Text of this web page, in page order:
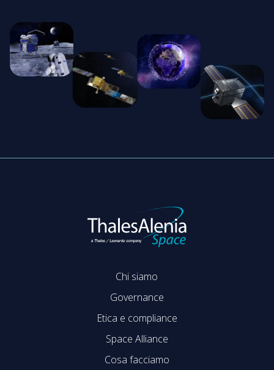
Chi siamo
Governance
Etica e compliance
Space Alliance
Cosa facciamo